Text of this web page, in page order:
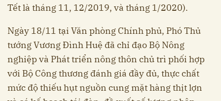
Tết là tháng 11, 12/2019, và tháng 1/2020).
Ngày 18/11 tại Văn phòng Chính phủ, Phó Thủ
tướng Vương Đình Huệ đã chỉ đạo Bộ Nông
nghiệp và Phát triển nông thôn chủ trì phối hợp
với Bộ Công thương đánh giá đầy đủ, thực chất
mức độ thiếu hụt nguồn cung mặt hàng thịt lợn